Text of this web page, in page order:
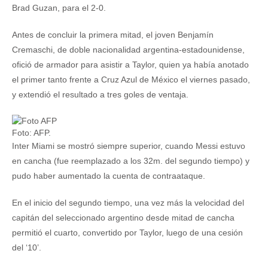
Brad Guzan, para el 2-0.
Antes de concluir la primera mitad, el joven Benjamín
Cremaschi, de doble nacionalidad argentina-estadounidense,
ofició de armador para asistir a Taylor, quien ya había anotado
el primer tanto frente a Cruz Azul de México el viernes pasado,
y extendió el resultado a tres goles de ventaja.
Foto: AFP.
Inter Miami se mostró siempre superior, cuando Messi estuvo
en cancha (fue reemplazado a los 32m. del segundo tiempo) y
pudo haber aumentado la cuenta de contraataque.
En el inicio del segundo tiempo, una vez más la velocidad del
capitán del seleccionado argentino desde mitad de cancha
permitió el cuarto, convertido por Taylor, luego de una cesión
del ‘10’.